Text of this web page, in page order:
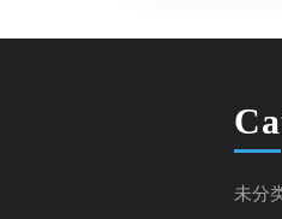
未分